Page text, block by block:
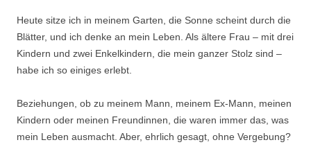
Heute sitze ich in meinem Garten, die Sonne scheint durch die
Blätter, und ich denke an mein Leben. Als ältere Frau – mit drei
Kindern und zwei Enkelkindern, die mein ganzer Stolz sind –
habe ich so einiges erlebt.
Beziehungen, ob zu meinem Mann, meinem Ex-Mann, meinen
Kindern oder meinen Freundinnen, die waren immer das, was
mein Leben ausmacht. Aber, ehrlich gesagt, ohne Vergebung?